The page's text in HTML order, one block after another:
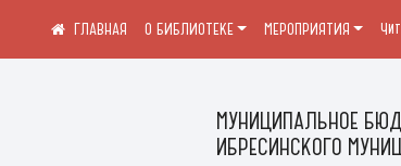
МУНИЦИПАЛЬНОЕ
ИБРЕСИНСКОГО
О БИБЛИОТЕКЕ МЕРОПРИЯТИЯ